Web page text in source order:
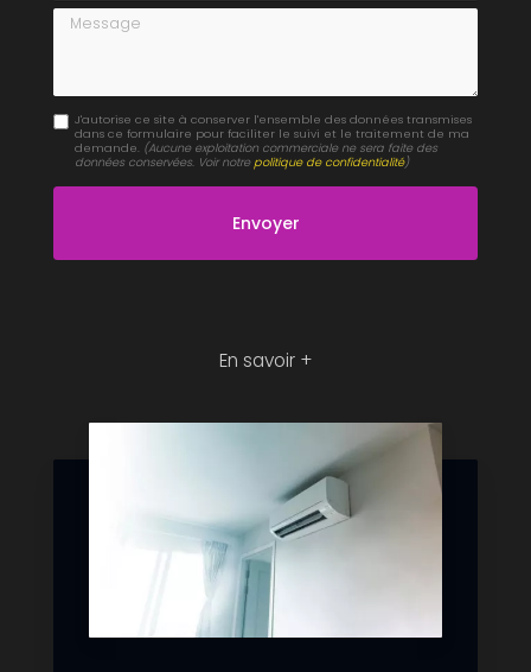
Message
J'autorise ce site à conserver l'ensemble des données transmises
dans ce formulaire pour faciliter le suivi et le traitement de ma
demande. (Aucune exploitation commerciale ne sera faite des
données conservées. Voir notrepolitique de confidentialité)
En savoir +